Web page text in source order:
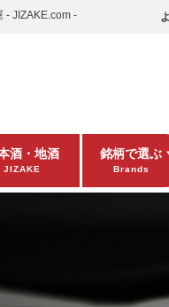
- JIZAKE.com -
酒・地酒
JIZAKE
銘柄で選ぶ
Brands